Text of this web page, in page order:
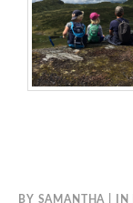
BY SAMANTHA IN